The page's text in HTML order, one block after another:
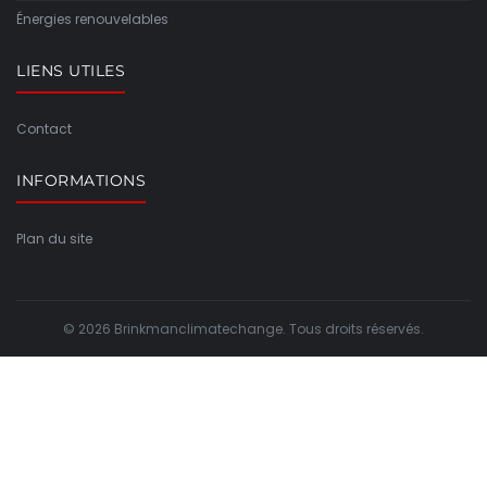
Énergies renouvelables
LIENS UTILES
Contact
INFORMATIONS
Plan du site
© 2026 Brinkmanclimatechange. Tous droits réservés.